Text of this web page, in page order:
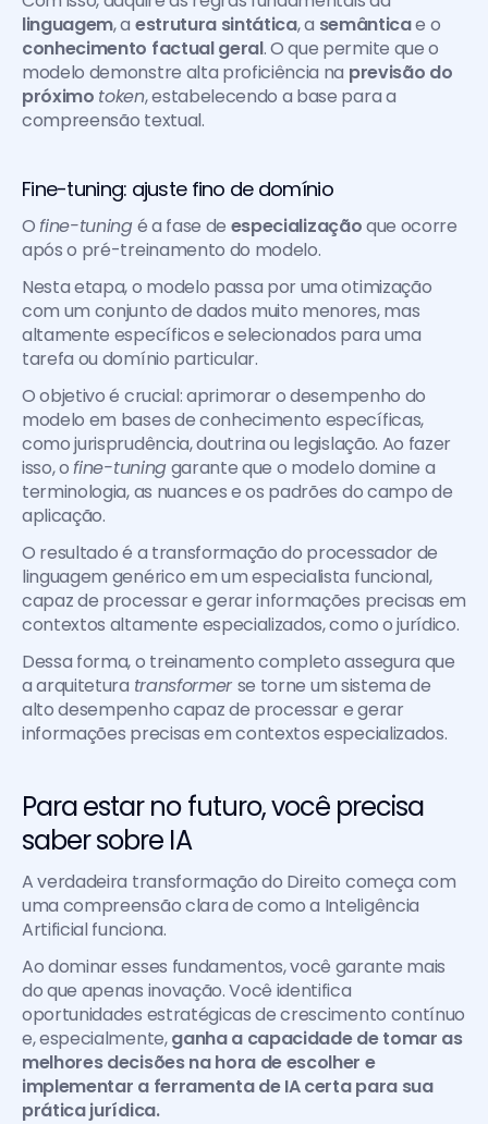
linguagem, a estrutura sintática, a semântica
conhecimento factual geral. O que permite que o
modelo demonstre alta proficiência na previsão do
próximo token, estabelecendo a base para a
compreensão textual.
Fine-tuning: ajuste fino de domínio
O fine-tuning é a fase de especialização que ocorre
após o pré-treinamento do modelo.
Nesta etapa, o modelo passa por uma otimização
com um conjunto de dados muito menores, mas
altamente específicos e selecionados para uma
tarefa ou domínio particular.
O objetivo é crucial: aprimorar o desempenho do
modelo em bases de conhecimento específicas,
como jurisprudência, doutrina ou legislação. Ao fazer
isso, o fine-tuning garante que o modelo domine a
terminologia, as nuances e os padrões do campo de
aplicação.
O resultado é a transformação do processador de
linguagem genérico em um especialista funcional,
capaz de processar e gerar informações precisas em
contextos altamente especializados, como o jurídico.
Dessa forma, o treinamento completo assegura que
a arquitetura transformer se torne um sistema de
alto desempenho capaz de processar e gerar
informações precisas em contextos especializados.
Para estar no futuro, você precisa
saber sobre IA
A verdadeira transformação do Direito começa com
uma compreensão clara de como a Inteligência
Artificial funciona.
Ao dominar esses fundamentos, você garante mais
do que apenas inovação. Você identifica
oportunidades estratégicas de crescimento contínuo
e, especialmente, ganha a capacidade de tomar as
melhores decisões na hora de escolher e
implementar a ferramenta de IA certa para sua
prática jurídica.